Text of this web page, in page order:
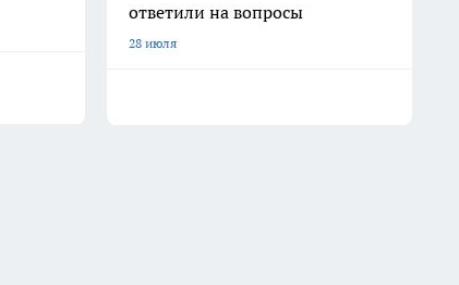
ответили на вопросы
28 июля